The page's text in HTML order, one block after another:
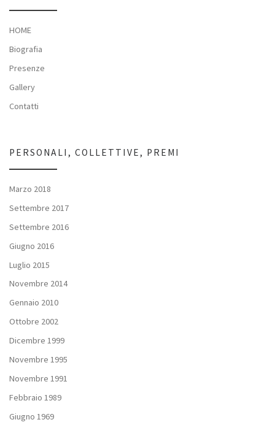
HOME
Biografia
Presenze
Gallery
Contatti
PERSONALI, COLLETTIVE, PREMI
Marzo 2018
Settembre 2017
Settembre 2016
Giugno 2016
Luglio 2015
Novembre 2014
Gennaio 2010
Ottobre 2002
Dicembre 1999
Novembre 1995
Novembre 1991
Febbraio 1989
Giugno 1969